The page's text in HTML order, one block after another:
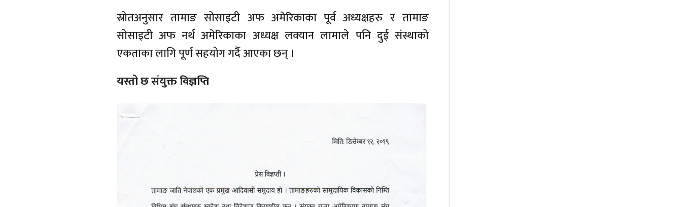
स्रोतअनुसार तामाङ सोसाइटी अफ अमेरिकाका पूर्व अध्यक्षहरु र तामाङ
सोसाइटी अफ नर्थ अमेरिकाका अध्यक्ष लक्यान लामाले पनि दुई संस्थाको
एकताका लागि पूर्ण सहयोग गर्दै आएका छन् ।
यस्तो छ संयुक्त विज्ञप्ति